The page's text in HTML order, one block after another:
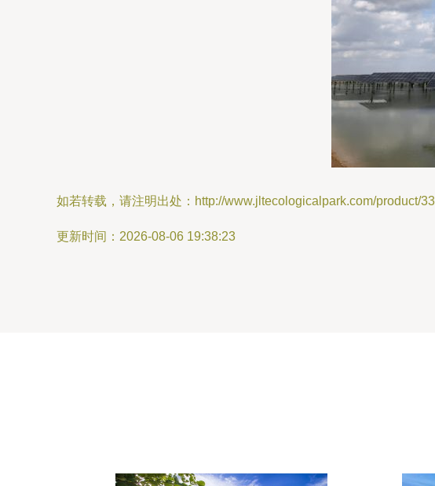
如若转载，请注明出处：http://www.jltecologicalpark.com/product/
更新时间：2026-08-06 19:38:23